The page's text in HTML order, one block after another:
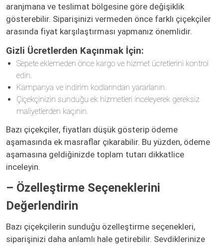
aranjmana ve teslimat bölgesine göre değişiklik
gösterebilir. Siparişinizi vermeden önce farklı çiçekçiler
arasında fiyat karşılaştırması yapmanız önemlidir.
Gizli Ücretlerden Kaçınmak İçin:
Sepete eklemeden önce kargo ve hizmet ücretlerini kontrol
edin.
Kampanya ve indirim kodlarından yararlanın.
Çiçekçinizin sunduğu ek hizmetleri inceleyerek gereksiz
maliyetlerden kaçının.
Bazı çiçekçiler, fiyatları düşük gösterip ödeme
aşamasında ek masraflar çıkarabilir. Bu yüzden, ödeme
aşamasına geldiğinizde toplam tutarı dikkatlice
inceleyin.
– Özelleştirme Seçeneklerini
Değerlendirin
Bazı çiçekçilerin sunduğu özelleştirme seçenekleri,
siparişinizi daha anlamlı hale getirebilir. Sevdiklerinize